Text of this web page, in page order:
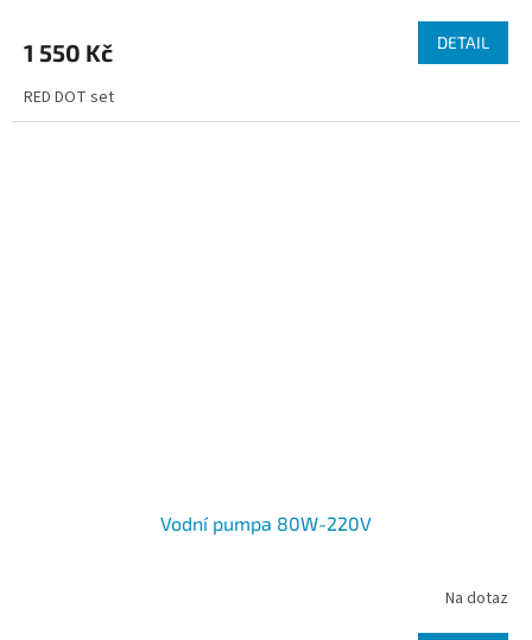
1 550 Kč DETAIL
RED DOT set
Vodní pumpa 80W-220V
Na dotaz